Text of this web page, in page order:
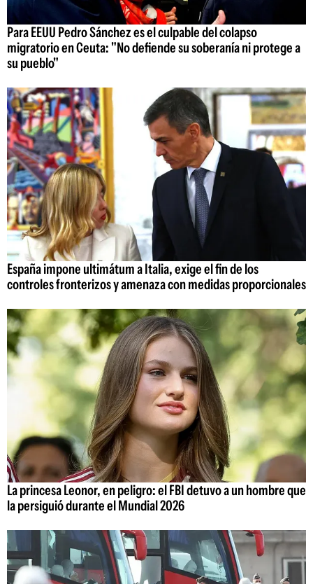
Para EEUU Pedro Sánchez es el culpable del colapso
migratorio en Ceuta: "No defiende su soberanía ni protege a
su pueblo"
España impone ultimátum a Italia, exige el fin de los
controles fronterizos y amenaza con medidas proporcionales
La princesa Leonor, en peligro: el FBI detuvo a un hombre que
la persiguió durante el Mundial 2026